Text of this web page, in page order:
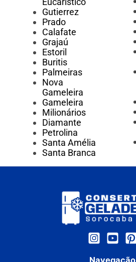
Gutierrez
Prado
Calafate
Grajaú
Estoril
Buritis
Palmeiras
Nova
Gameleira
Gameleira
Milionários
Diamante
Petrolina
Santa Amélia
Santa Branca
Navegação